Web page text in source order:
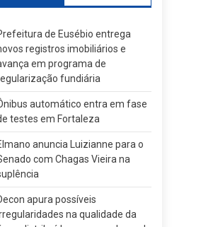
de Eusébio entrega
registros imobiliários e
em programa de
fundiária
automático entra em fase
testes em Fortaleza
anuncia Luizianne para o
com Chagas Vieira na
apura possíveis
na qualidade da